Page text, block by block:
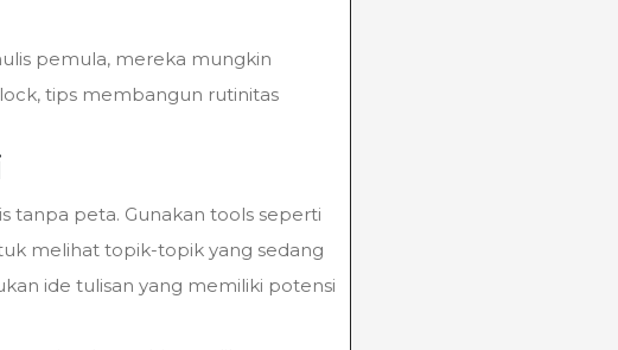
pemula, mereka mungkin
tips membangun rutinitas
tanpa peta. Gunakan tools seperti
melihat topik-topik yang sedang
ide tulisan yang memiliki potensi